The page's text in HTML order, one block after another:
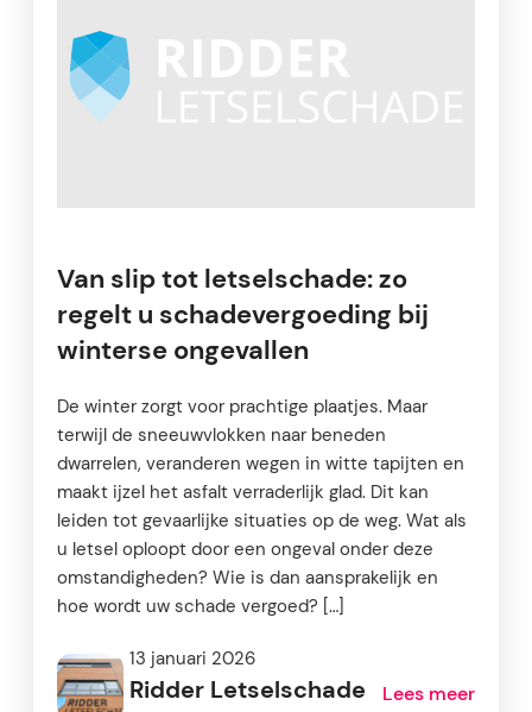
Van slip tot letselschade: zo
regelt u schadevergoeding bij
winterse ongevallen
De winter zorgt voor prachtige plaatjes. Maar
terwijl de sneeuwvlokken naar beneden
dwarrelen, veranderen wegen in witte tapijten en
maakt ijzel het asfalt verraderlijk glad. Dit kan
leiden tot gevaarlijke situaties op de weg. Wat als
u letsel oploopt door een ongeval onder deze
omstandigheden? Wie is dan aansprakelijk en
hoe wordt uw schade vergoed? […]
13 januari 2026
Ridder Letselschade Lees meer